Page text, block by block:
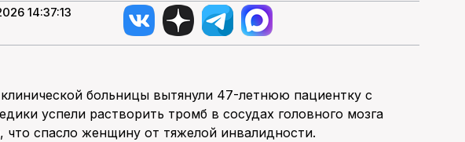
14:37:13
больницы вытянули 47-летнюю пациентку с
успели растворить тромб в сосудах головного мозга
что спасло женщину от тяжелой инвалидности.